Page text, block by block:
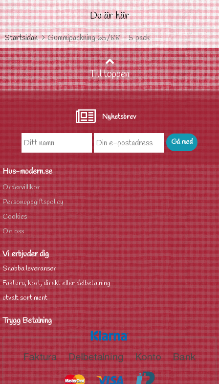
Du är här
Startsidan Gummipackning 65/88 - 5 pack
Till toppen
Nyhetsbrev
Hus-modern.se
Ordervilllkor
Personuppgiftspolicy
Cookies
Om oss
Vi erbjuder dig
Snabba leveranser
Faktura, kort, direkt eller delbetalning
utvalt sortiment
Trygg Betalning